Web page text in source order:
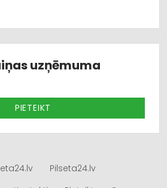
uzņēmuma
PIETEIKT
Pilseta24.lv